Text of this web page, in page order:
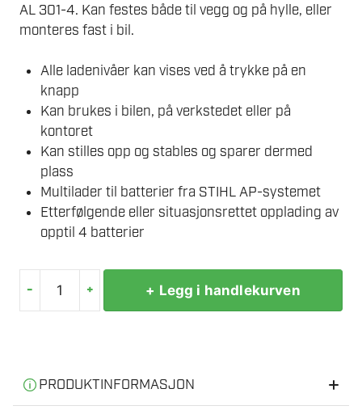
AL 301-4. Kan festes både til vegg og på hylle, eller
monteres fast i bil.
Alle ladenivåer kan vises ved å trykke på en
knapp
Kan brukes i bilen, på verkstedet eller på
kontoret
Kan stilles opp og stables og sparer dermed
plass
Multilader til batterier fra STIHL AP-systemet
Etterfølgende eller situasjonsrettet opplading av
opptil 4 batterier
-
230
+ + Legg i handlekurven
PRODUKTINFORMASJON